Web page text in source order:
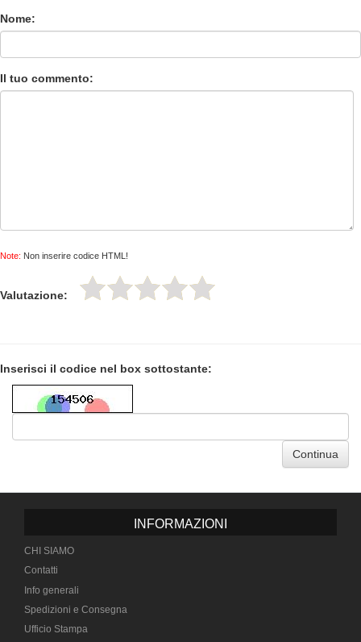
Nome:
Il tuo commento:
Note: Non inserire codice HTML!
Valutazione:
Inserisci il codice nel box sottostante:
Continua
INFORMAZIONI
CHI SIAMO
Contatti
Info generali
Spedizioni e Consegna
Ufficio Stampa